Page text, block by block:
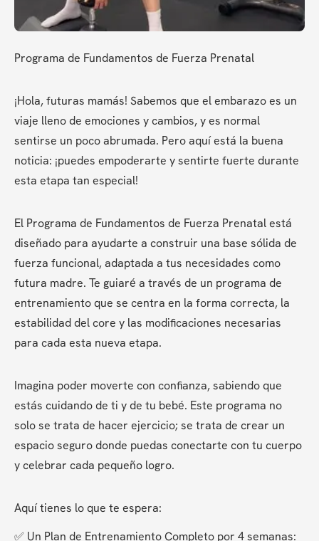
Programa de Fundamentos de Fuerza Prenatal
¡Hola, futuras mamás! Sabemos que el embarazo es un
viaje lleno de emociones y cambios, y es normal
sentirse un poco abrumada. Pero aquí está la buena
noticia: ¡puedes empoderarte y sentirte fuerte durante
esta etapa tan especial!
El Programa de Fundamentos de Fuerza Prenatal está
diseñado para ayudarte a construir una base sólida de
fuerza funcional, adaptada a tus necesidades como
futura madre. Te guiaré a través de un programa de
entrenamiento que se centra en la forma correcta, la
estabilidad del core y las modificaciones necesarias
para cada esta nueva etapa.
Imagina poder moverte con confianza, sabiendo que
estás cuidando de ti y de tu bebé. Este programa no
solo se trata de hacer ejercicio; se trata de crear un
espacio seguro donde puedas conectarte con tu cuerpo
y celebrar cada pequeño logro.
Aquí tienes lo que te espera:
✅ Un Plan de Entrenamiento Completo por 4 semanas: